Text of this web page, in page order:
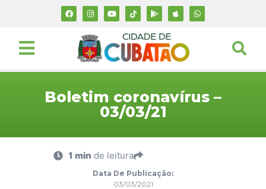
Boletim coronavírus –
03/03/21
1 min de leitura
Data De Publicação:
03/03/2021